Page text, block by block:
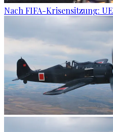
Nach FIFA-Krisensitzung: